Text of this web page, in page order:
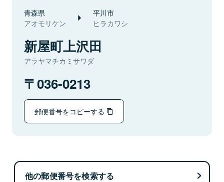
青森県
アオモリケン
平川市
ヒラカワシ
新屋町上沢田
アラヤマチカミサワダ
036-0213
郵便番号をコピーする
他の郵便番号を検索する